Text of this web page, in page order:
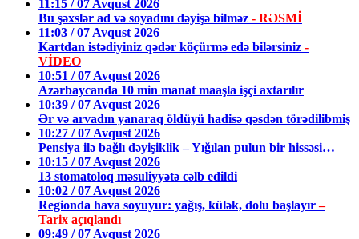
11:15 / 07 Avqust 2026
Bu şəxslər ad və soyadını dəyişə bilməz - RƏSMİ
11:03 / 07 Avqust 2026
Kartdan istədiyiniz qədər köçürmə edə bilərsiniz -
VİDEO
10:51 / 07 Avqust 2026
Azərbaycanda 10 min manat maaşla işçi axtarılır
10:39 / 07 Avqust 2026
Ər və arvadın yanaraq öldüyü hadisə qəsdən törədilibmiş
10:27 / 07 Avqust 2026
Pensiya ilə bağlı dəyişiklik – Yığılan pulun bir hissəsi…
10:15 / 07 Avqust 2026
13 stomatoloq məsuliyyətə cəlb edildi
10:02 / 07 Avqust 2026
Regionda hava soyuyur: yağış, külək, dolu başlayır–
Tarix açıqlandı
09:49 / 07 Avqust 2026